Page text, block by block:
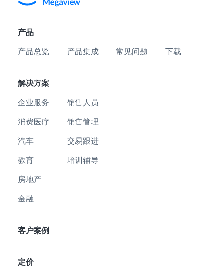
产品
产品总览 产品集成 常见问题 下载
解决方案
企业服务
消费医疗
汽车
教育
房地产
金融
销售人员
销售管理
交易跟进
培训辅导
客户案例
定价